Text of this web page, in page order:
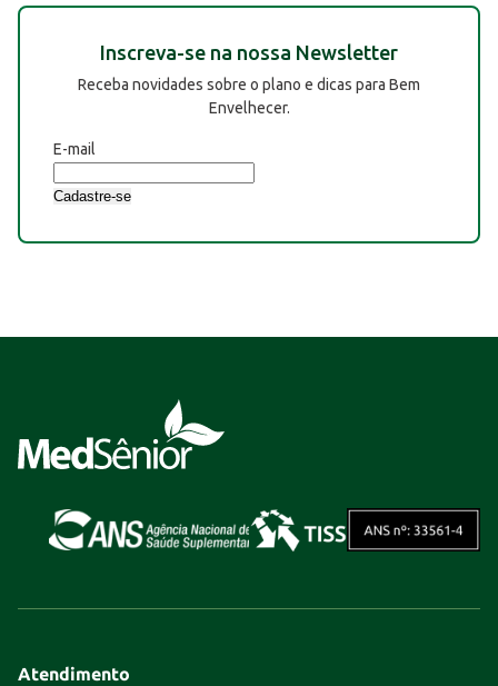
Inscreva-se na nossa Newsletter
Receba novidades sobre o plano e dicas para Bem
Envelhecer.
E-mail
Cadastre-se
Atendimento